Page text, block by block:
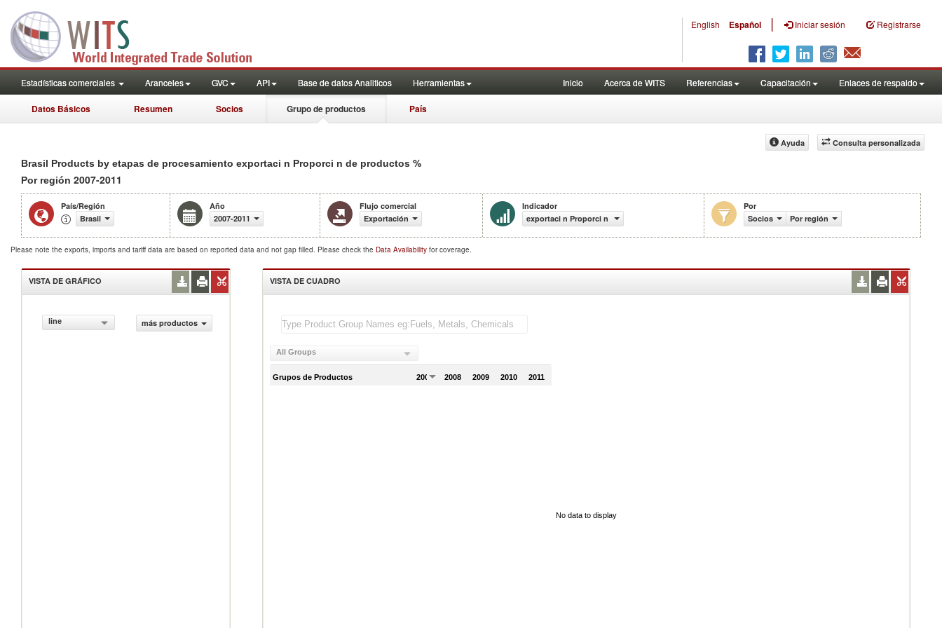
English Español | Iniciar sesión Registrarse
Estadísticas comerciales Aranceles GVC API Base de datos Analiticos Herramientas Inicio Acerca de WITS Referencias Capacitación Enlaces de respaldo
Datos Básicos Resumen Socios Grupo de productos País
Consulta personalizada
Ayuda
Brasil Products by etapas de procesamiento exportaci n Proporci n de productos %
Por región 2007-2011
País/Región
Brasil
Año
2007-2011
Flujo comercial
Exportación
Indicador
exportaci n Proporci n de productos (%)
Por
Socios
Por región
Please note the exports, imports and tariff data are based on reported data and not gap filled. Please check the Data Availability for coverage.
VISTA DE GRÁFICO
line más productos
VISTA DE CUADRO
All Groups
Grupos de Productos 2007 2008 2009 2010 2011
No data to display